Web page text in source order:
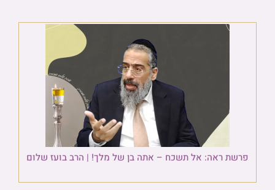
פרשת ראה: אל תשכח – אתה בן של מלך! | הרב בועז שלום